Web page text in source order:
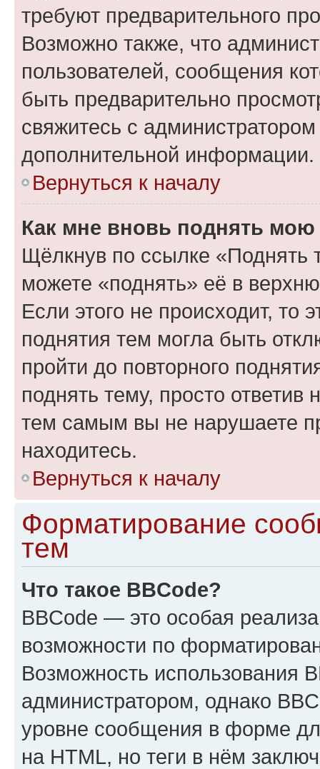
требуют предварительного
Возможно также, что
пользователей, сообщения
быть предварительно
свяжитесь с
дополнительной информации.
Вернуться к началу
Как мне вновь поднять мою
Щёлкнув по ссылке «Поднять
можете «поднять» её в
Если этого не происходит, то
поднятия тем могла быть
пройти до повторного
поднять тему, просто ответив
тем самым вы не нарушаете
находитесь.
Вернуться к началу
Форматирование
тем
Что такое BBCode?
BBCode — это особая
возможности по
Возможность использования
администратором, однако
уровне сообщения в форме
на HTML, но теги в нём